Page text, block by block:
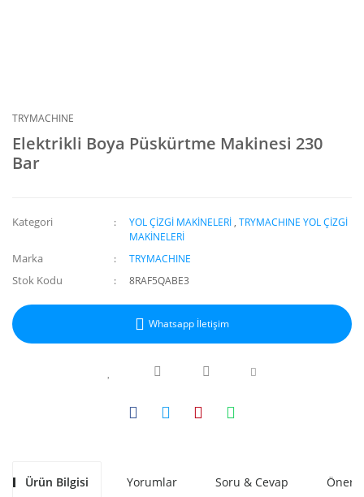
TRYMACHINE
Elektrikli Boya Püskürtme Makinesi 230
Bar
Kategori YOL ÇİZGİ MAKİNELERİ ,TRYMACHINE YOL ÇİZGİ
MAKİNELERİ
Marka TRYMACHINE
Stok Kodu 8RAF5QABE3
Whatsapp İletişim
Ürün Bilgisi Yorumlar Soru & Cevap